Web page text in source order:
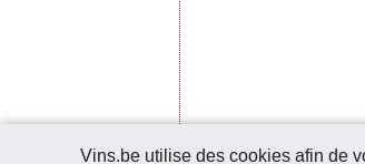
Vins.be utilise des cookies afin de